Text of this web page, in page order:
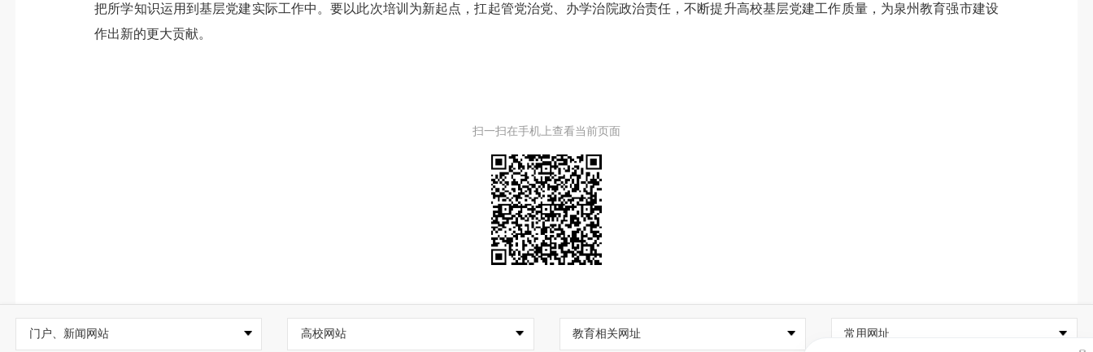
把所学知识运用到基层党建实际工作中。要以此次培训为新起点，扛起管党治党、办学治院政治责任，不断提升高校基层党建工作质量，为泉州教育强市建设
作出新的更大贡献。
扫一扫在手机上查看当前页面
门户、新闻网站 高校网站 教育相关网址
常用网址